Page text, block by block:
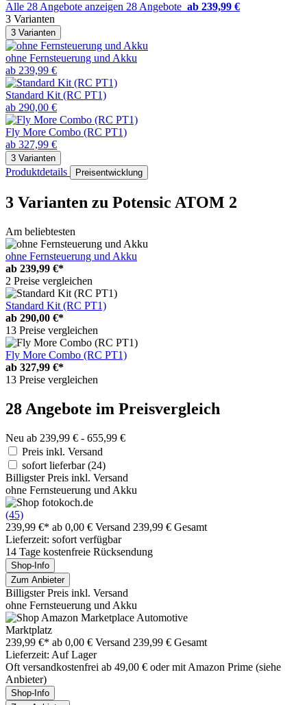
Alle 28 Angebote anzeigen 28 Angebote ab 239,99 €
3 Varianten
3 Varianten
ohne Fernsteuerung und Akku
ab 239,99 €
Standard Kit (RC PT1)
ab 290,00 €
Fly More Combo (RC PT1)
ab 327,99 €
3 Varianten
Produktdetails Preisentwicklung
3 Varianten zu Potensic ATOM 2
Am beliebtesten
ohne Fernsteuerung und Akku
ab 239,99 €*
2 Preise vergleichen
Standard Kit (RC PT1)
ab 290,00 €*
13 Preise vergleichen
Fly More Combo (RC PT1)
ab 327,99 €*
13 Preise vergleichen
28 Angebote im Preisvergleich
Neu ab 239,99 € - 655,99 €
Preis inkl. Versand
sofort lieferbar(24)
Billigster Preis inkl. Versand
ohne Fernsteuerung und Akku
(45)
239,99 €* ab 0,00 € Versand 239,99 € Gesamt
Lieferzeit: sofort verfügbar
14 Tage kostenfreie Rücksendung
Shop-Info
Zum Anbieter
Billigster Preis inkl. Versand
ohne Fernsteuerung und Akku
Marktplatz
239,99 €* ab 0,00 € Versand 239,99 € Gesamt
Lieferzeit: Auf Lager
Oft versandkostenfrei ab 49,00 € oder mit Amazon Prime (siehe
Anbieter)
Shop-Info